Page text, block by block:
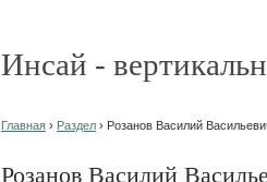
Инсай -
Главная › Раздел › Розанов Василий
Розанов Василий